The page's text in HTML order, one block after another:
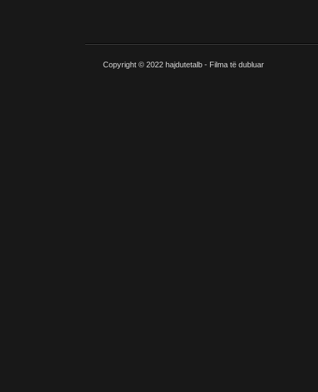
Copyright © 2022 hajdutetalb - Filma të dubluar